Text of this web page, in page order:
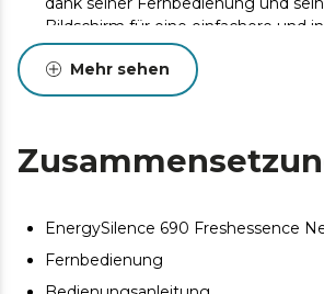
Bildschirm für eine einfachere und
Bedienung.
Der Wassertank mit große
CopperEngine: Exklusiver Motor
Sicherheitssystem TermoSafe, um
Ventilators zu verlärgern und
Betriebstörungen zu verhindern.
Mehr sehen
EnergySilence 690 Freshessence
Fernbedienung